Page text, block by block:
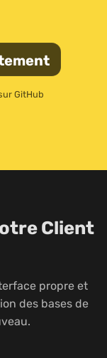
GitHub
Client
propre et
des bases de